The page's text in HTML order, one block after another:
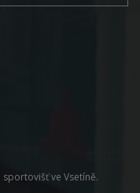
ve Vsetíně.